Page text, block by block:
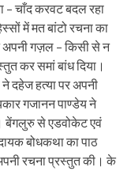
– चाँद करवट बदल रहा
में मत बांटो रचना का
अपनी गज़ल – किसी से न
कर समां बांध दिया।
दहेज हत्या पर अपनी
गजानन पाण्डेय ने
बेंगलुरु से एडवोकेट एवं
बोधकथा का पाठ
अपनी रचना प्रस्तुत की। के